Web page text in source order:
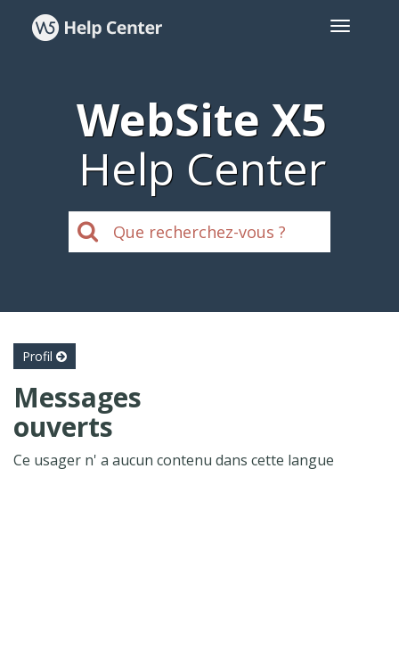
WebSite X5
Help Center
Profil
Messages
ouverts
Ce usager n' a aucun contenu dans cette langue